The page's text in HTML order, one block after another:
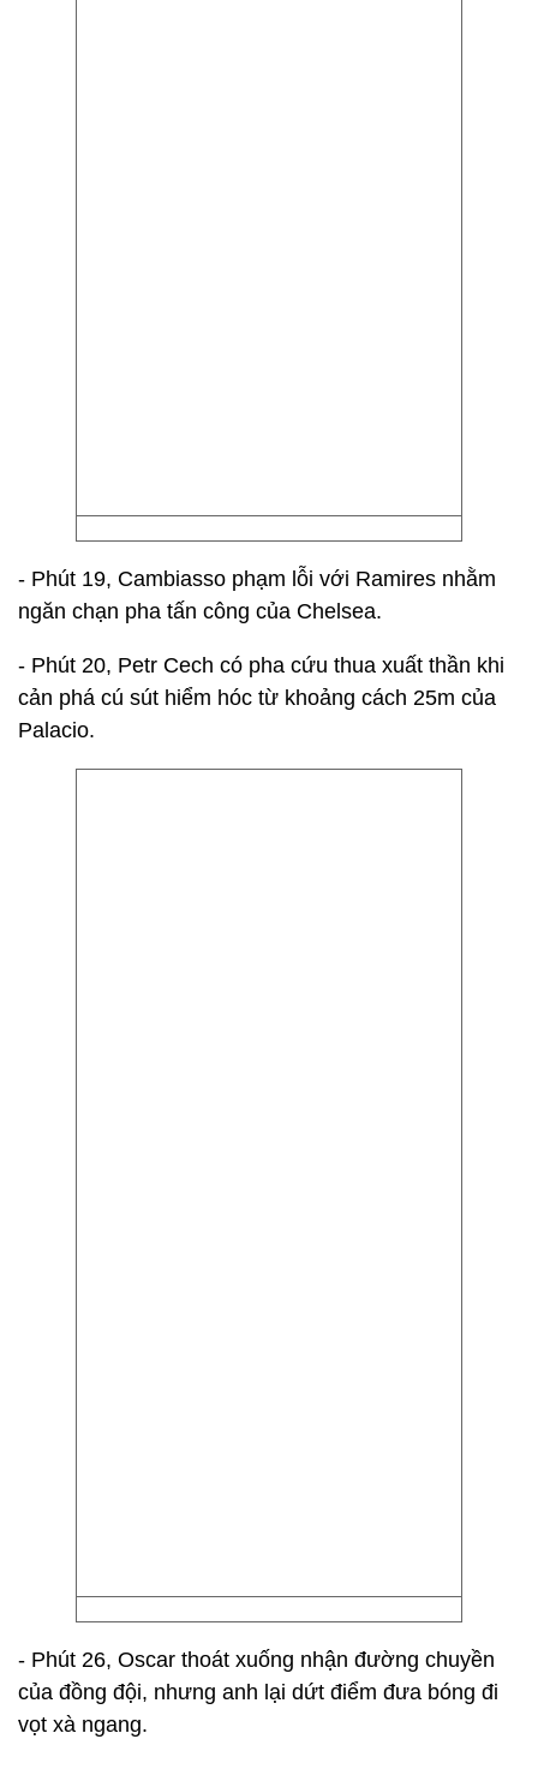
- Phút 19, Cambiasso phạm lỗi với Ramires nhằm
ngăn chạn pha tấn công của Chelsea.
- Phút 20, Petr Cech có pha cứu thua xuất thần khi
cản phá cú sút hiểm hóc từ khoảng cách 25m của
Palacio.
- Phút 26, Oscar thoát xuống nhận đường chuyền
của đồng đội, nhưng anh lại dứt điểm đưa bóng đi
vọt xà ngang.